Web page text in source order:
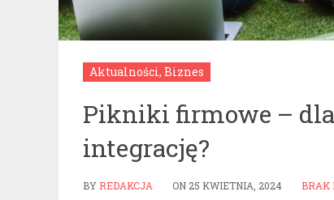
Aktualności, Biznes
Pikniki firmowe –
integrację?
BY REDAKCJA ON 25 KWIETNIA, 2024 BRAK